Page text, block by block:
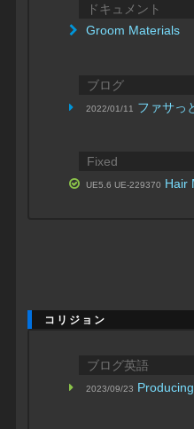
ドキュメント
Groom Materials
ブログ
2022/01/11 ファサっ
Fixed
UE5.6 UE-229370 Hair
コリジョン
ブログ英語
2023/09/23